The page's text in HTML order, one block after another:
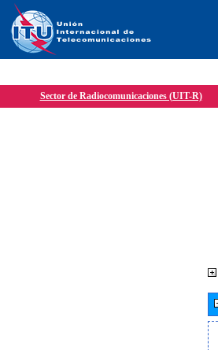
Sector de Radiocomunicaciones (UIT-R)